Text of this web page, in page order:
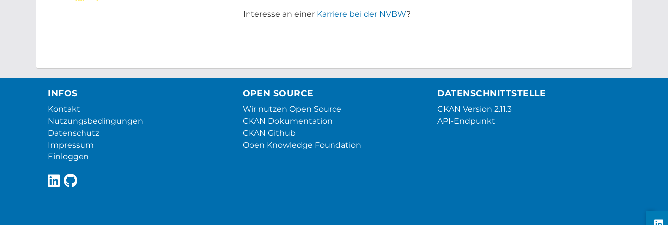
Interesse an einer Karriere bei der NVBW?
INFOS
Kontakt
Nutzungsbedingungen
Datenschutz
Impressum
Einloggen
OPEN SOURCE
Wir nutzen Open Source
CKAN Dokumentation
CKAN Github
Open Knowledge Foundation
DATENSCHNITTSTELLE
CKAN Version 2.11.3
API-Endpunkt